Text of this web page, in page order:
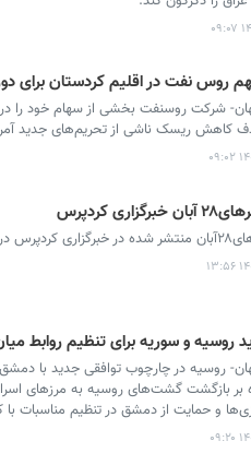
نفت در اقلیم کردستان برای
شرکت روسنفت بخشی از سهام خود را در
ریسک ناشی از تحریم‌های جدید آمریکا علیه
کردپرس
مخاطبان می شود.
روسیه و سوریه برای تنظیم روابط
روسیه در چارچوب توافقی جدید با
بر بازگشت گشت‌های روسیه به مرزهای
و حمایت از دمشق در تنظیم مناسبات با